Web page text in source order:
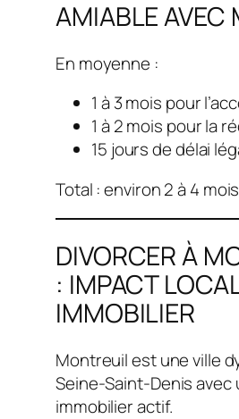
AMIABLE AVEC
En moyenne :
1 à 3 mois pour
1 à 2 mois pour la
15 jours de délai
Total : environ 2 à 4 mois
DIVORCER À
: IMPACT
IMMOBILIER
Montreuil est une ville
Seine-Saint-Denis avec
immobilier actif.